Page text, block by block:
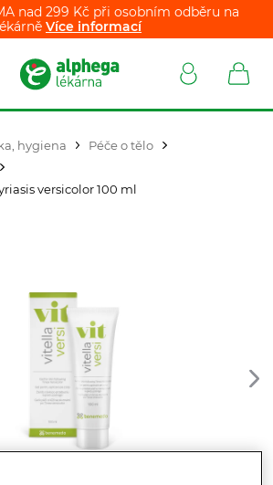
nad 299 Kč při osobním odběru na
Více informací
hygiena
Péče o tělo
versicolor 100 ml